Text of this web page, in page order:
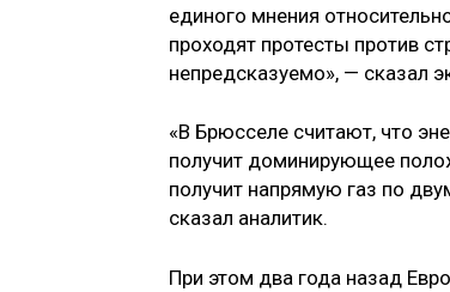
единого мнения
проходят протесты против
непредсказуемо», — сказал
«В Брюсселе считают, что
получит доминирующее
получит напрямую газ по
сказал аналитик.
При этом два года назад